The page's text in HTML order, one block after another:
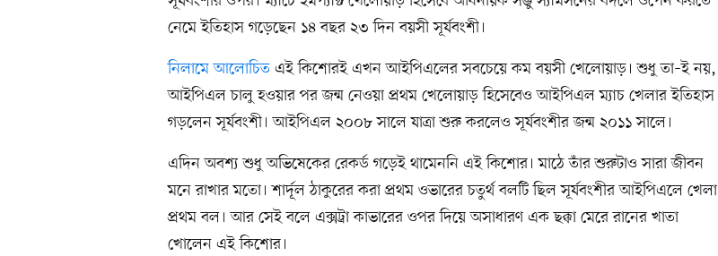
নেমে ইতিহাস গড়েছেন ১৪ বছর ২৩ দিন বয়সী সূর্যবংশী।
নিলামে আলোচিত এই কিশোরই এখন আইপিএলের সবচেয়ে কম বয়সী খেলোয়াড়। শুধু তা–ই নয়,
আইপিএল চালু হওয়ার পর জন্ম নেওয়া প্রথম খেলোয়াড় হিসেবেও আইপিএল ম্যাচ খেলার ইতিহাস
গড়লেন সূর্যবংশী। আইপিএল ২০০৮ সালে যাত্রা শুরু করলেও সূর্যবংশীর জন্ম ২০১১ সালে।
এদিন অবশ্য শুধু অভিষেকের রেকর্ড গড়েই থামেননি এই কিশোর। মাঠে তাঁর শুরুটাও সারা জীবন
মনে রাখার মতো। শার্দূল ঠাকুরের করা প্রথম ওভারের চতুর্থ বলটি ছিল সূর্যবংশীর আইপিএলে খেলা
প্রথম বল। আর সেই বলে এক্সট্রা কাভারের ওপর দিয়ে অসাধারণ এক ছক্কা মেরে রানের খাতা
খোলেন এই কিশোর।